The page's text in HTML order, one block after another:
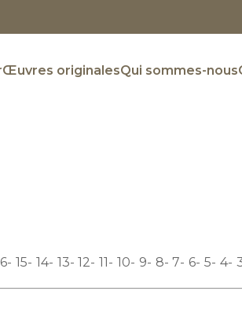
Œuvres originalesQui sommes-nous
15 14 13 12 11 10 9 8 7 6 5 4